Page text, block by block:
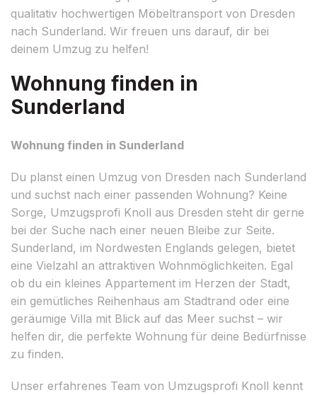
qualitativ hochwertigen Möbeltransport von Dresden
nach Sunderland. Wir freuen uns darauf, dir bei
deinem Umzug zu helfen!
Wohnung finden in
Sunderland
Wohnung finden in Sunderland
Du planst einen Umzug von Dresden nach Sunderland
und suchst nach einer passenden Wohnung? Keine
Sorge, Umzugsprofi Knoll aus Dresden steht dir gerne
bei der Suche nach einer neuen Bleibe zur Seite.
Sunderland, im Nordwesten Englands gelegen, bietet
eine Vielzahl an attraktiven Wohnmöglichkeiten. Egal
ob du ein kleines Appartement im Herzen der Stadt,
ein gemütliches Reihenhaus am Stadtrand oder eine
geräumige Villa mit Blick auf das Meer suchst – wir
helfen dir, die perfekte Wohnung für deine Bedürfnisse
zu finden.
Unser erfahrenes Team von Umzugsprofi Knoll kennt